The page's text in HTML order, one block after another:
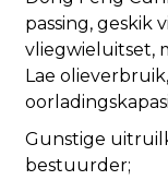
passing, geskik
vliegwieluitset,
Lae
Gunstige
bestuurder;